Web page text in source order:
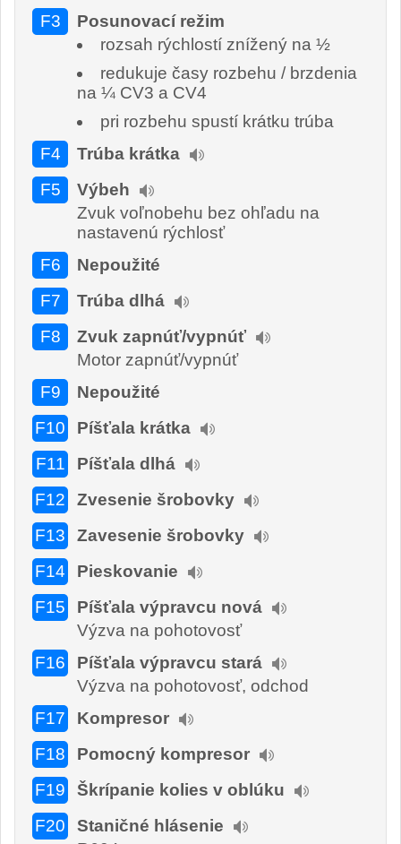
F3
Posunovací režim
rozsah rýchlostí znížený na ½
redukuje časy rozbehu / brzdenia
na ¼ CV3 a CV4
pri rozbehu spustí krátku trúba
F4
Trúba krátka
F5
Výbeh
Zvuk voľnobehu bez ohľadu na
nastavenú rýchlosť
F6
Nepoužité
F7
Trúba dlhá
F8
Zvuk zapnúť/vypnúť
Motor zapnúť/vypnúť
F9
Nepoužité
F10
Píšťala krátka
F11
Píšťala dlhá
F12
Zvesenie šrobovky
F13
Zavesenie šrobovky
F14
Pieskovanie
F15
Píšťala výpravcu nová
Výzva na pohotovosť
F16
Píšťala výpravcu stará
Výzva na pohotovosť, odchod
F17
Kompresor
F18
Pomocný kompresor
F19
Škrípanie kolies v oblúku
F20
Staničné hlásenie